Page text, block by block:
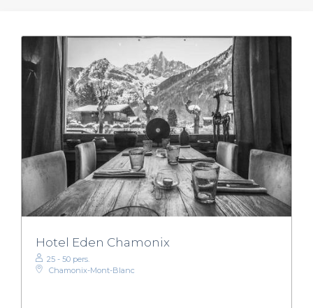
Hotel Eden Chamonix
25 - 50 pers.
Chamonix-Mont-Blanc